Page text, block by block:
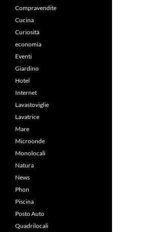
Compravendite
Cucina
Curiosità
economia
Eventi
Giardino
Hotel
Internet
Lavastoviglie
Lavatrice
Mare
Microonde
Monolocali
Natura
News
Phon
Piscina
Posto Auto
Quadrilocali